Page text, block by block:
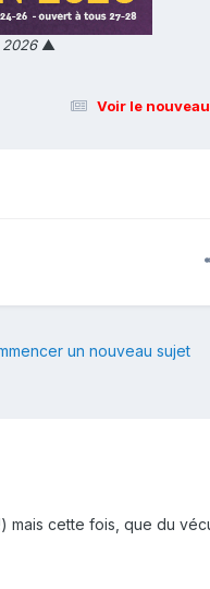
▲
Voir le
un nouveau sujet
cette fois, que du